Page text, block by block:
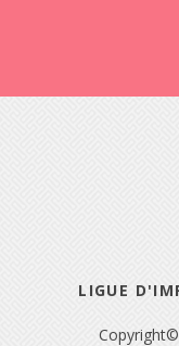
LIGUE